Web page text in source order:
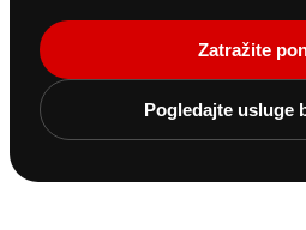
Zatražite
Pogledajte usluge